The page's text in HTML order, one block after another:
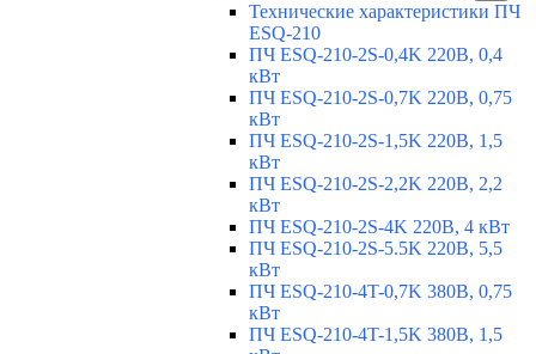
Технические характеристики ПЧ
ESQ-210
ПЧ ESQ-210-2S-0,4K 220В, 0,4
кВт
ПЧ ESQ-210-2S-0,7K 220В, 0,75
кВт
ПЧ ESQ-210-2S-1,5K 220В, 1,5
кВт
ПЧ ESQ-210-2S-2,2K 220В, 2,2
кВт
ПЧ ESQ-210-2S-4K 220В, 4 кВт
ПЧ ESQ-210-2S-5.5K 220В, 5,5
кВт
ПЧ ESQ-210-4T-0,7K 380В, 0,75
кВт
ПЧ ESQ-210-4T-1,5K 380В, 1,5